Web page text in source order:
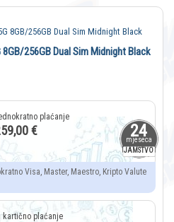
24
mjeseca
JAMSTVO
256GB Dual Sim Midnight Black
€
Visa, Master, Maestro, Kripto Valute